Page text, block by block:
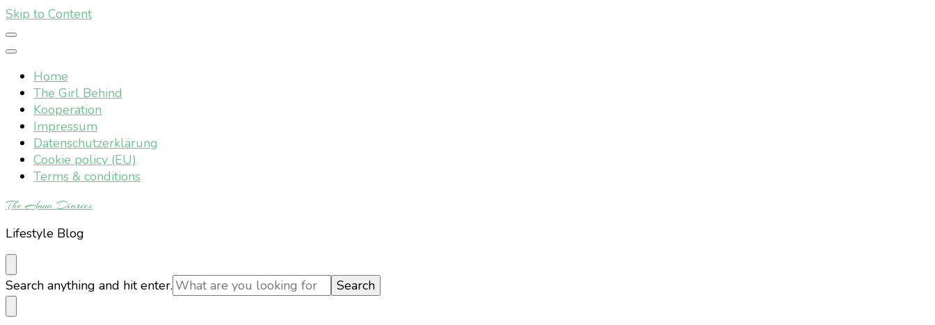
Skip to Content
Home
The Girl Behind
Kooperation
Impressum
Datenschutzerklärung
Cookie policy (EU)
Terms & conditions
The Anna Diaries
Lifestyle Blog
Looking
for
Something?
Search anything and hit enter.